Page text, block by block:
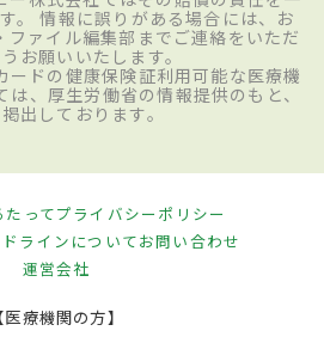
。 情報に誤りがある場合には、お
ファイル編集部までご連絡をいただ
お願いいたします。
ードの健康保険証利用可能な医療機
、厚生労働省の情報提供のもと、
出しております。
たってプライバシーポリシー
ラインについてお問い合わせ
運営会社
【医療機関の方】